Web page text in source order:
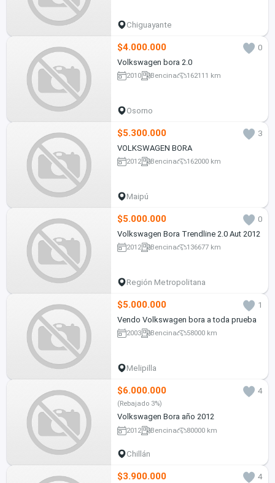
Chiguayante
$4.000.000
0
Volkswagen bora 2.0
2010 Bencina 162111 km
Osorno
$5.300.000
3
VOLKSWAGEN BORA
2012 Bencina 162000 km
Maipú
$5.000.000
0
Volkswagen Bora Trendline 2.0 Aut 2012
2012 Bencina 136677 km
Región Metropolitana
$5.000.000
1
Vendo Volkswagen bora a toda prueba
2003 Bencina 58000 km
Melipilla
$6.000.000 4
(Rebajado 3%)
Volkswagen Bora año 2012
2012 Bencina 80000 km
Chillán
$3.900.000
4